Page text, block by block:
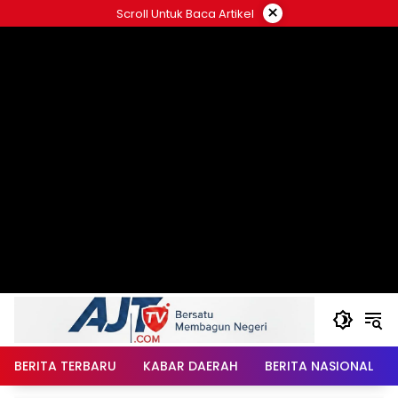
ke
Scroll Untuk Baca Artikel ×
BERITA TERBARU KABAR DAERAH BERITA NASIONAL